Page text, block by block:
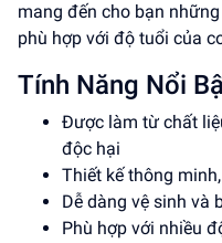
mang đến cho bạn
phù hợp với độ tuổi của
Tính Năng Nổi
Được làm từ chất
độc hại
Thiết kế thông
Dễ dàng vệ sinh và
Phù hợp với nhiều